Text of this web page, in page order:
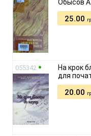
Обысов
25.00
055342
На крок
для
20.00